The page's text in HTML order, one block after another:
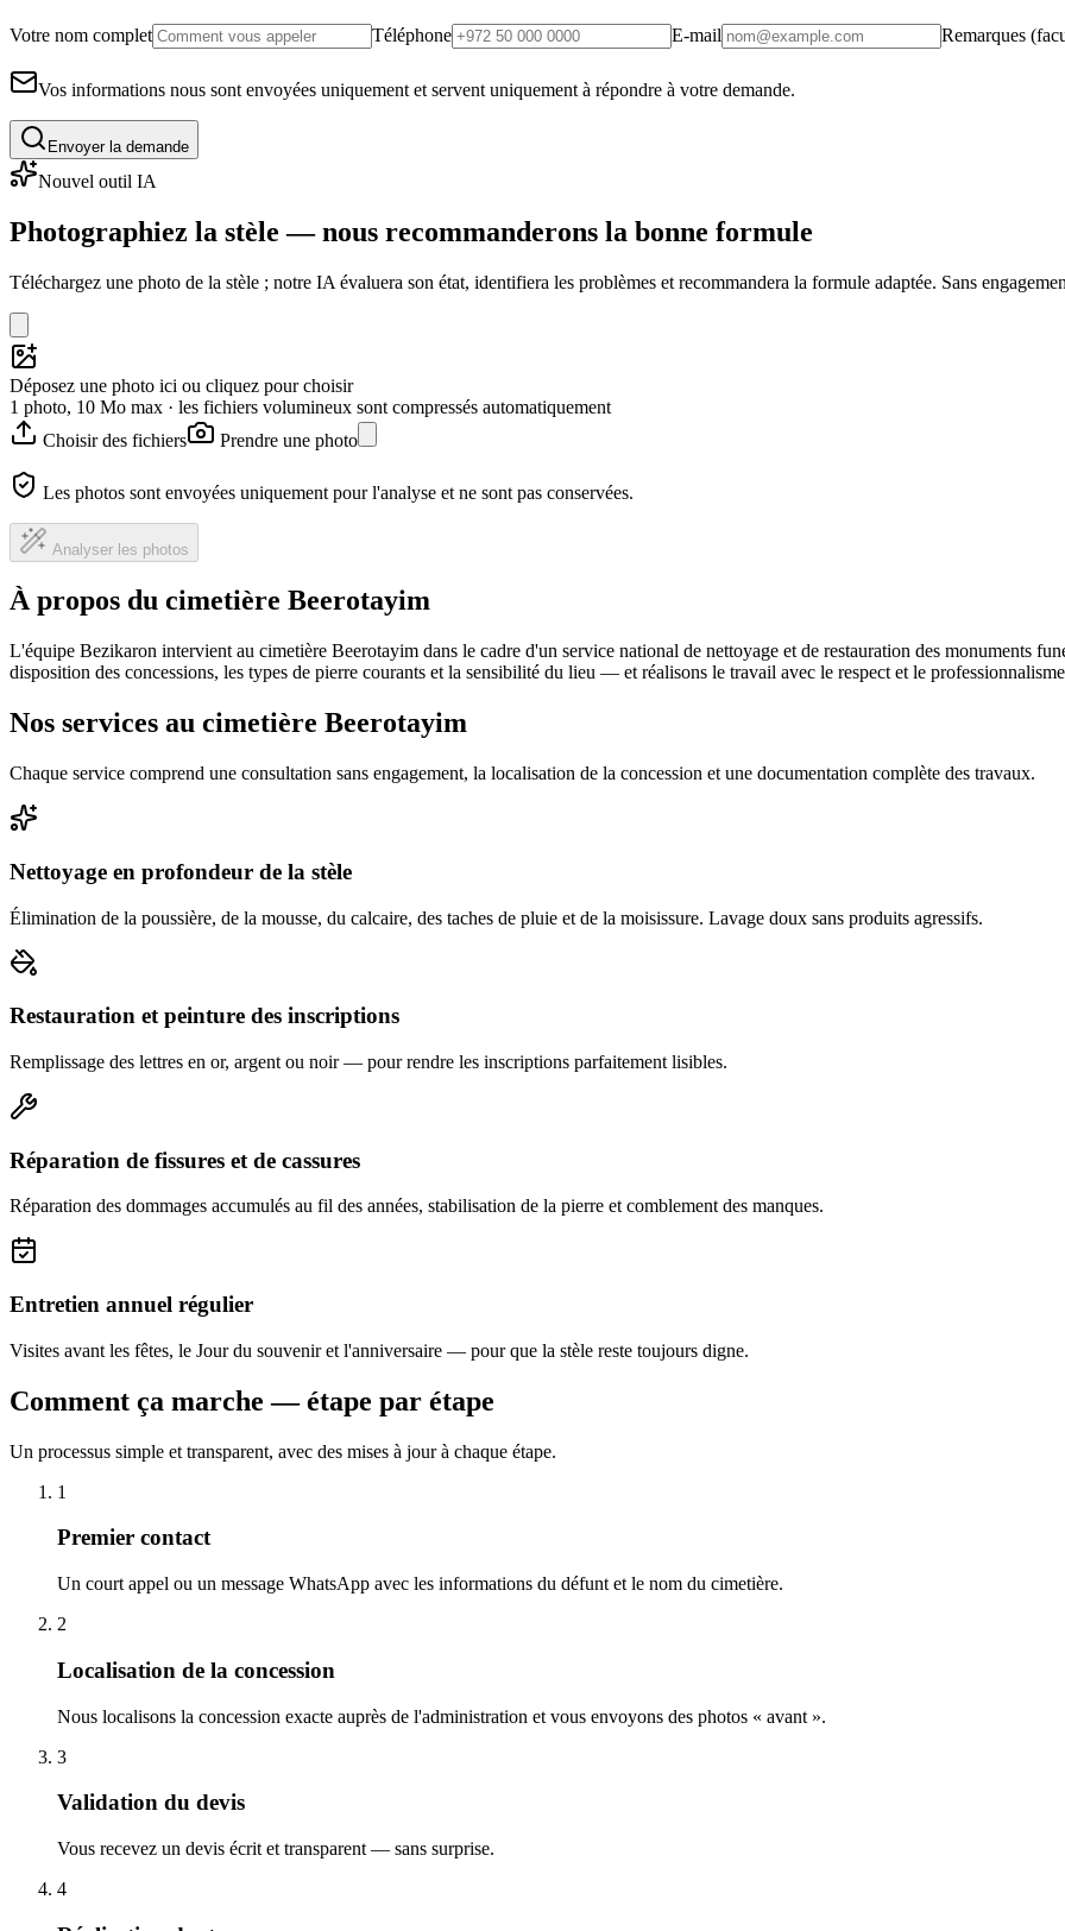
Votre nom complet Téléphone E-mail Remarques
Vos informations nous sont envoyées uniquement et servent uniquement à répondre à votre demande.
Envoyer la demande
Nouvel outil IA
Photographiez la stèle — nous recommanderons la bonne formule
Téléchargez une photo de la stèle ; notre IA évaluera son état, identifiera les problèmes et recommandera la formule adaptée. Sans
Déposez une photo ici ou cliquez pour choisir
1 photo, 10 Mo max · les fichiers volumineux sont compressés automatiquement
Choisir des fichiers
Prendre une photo
Les photos sont envoyées uniquement pour l'analyse et ne sont pas conservées.
Analyser les photos
À propos du cimetière Beerotayim
L'équipe Bezikaron intervient au cimetière Beerotayim dans le cadre d'un service national de nettoyage et de restauration des monuments
disposition des concessions, les types de pierre courants et la sensibilité du lieu — et réalisons le travail avec le respect et le
Nos services au cimetière Beerotayim
Chaque service comprend une consultation sans engagement, la localisation de la concession et une documentation complète des travaux.
Nettoyage en profondeur de la stèle
Élimination de la poussière, de la mousse, du calcaire, des taches de pluie et de la moisissure. Lavage doux sans produits agressifs.
Restauration et peinture des inscriptions
Remplissage des lettres en or, argent ou noir — pour rendre les inscriptions parfaitement lisibles.
Réparation de fissures et de cassures
Réparation des dommages accumulés au fil des années, stabilisation de la pierre et comblement des manques.
Entretien annuel régulier
Visites avant les fêtes, le Jour du souvenir et l'anniversaire — pour que la stèle reste toujours digne.
Comment ça marche — étape par étape
Un processus simple et transparent, avec des mises à jour à chaque étape.
1
Premier contact
Un court appel ou un message WhatsApp avec les informations du défunt et le nom du cimetière.
2
Localisation de la concession
Nous localisons la concession exacte auprès de l'administration et vous envoyons des photos « avant ».
3
Validation du devis
Vous recevez un devis écrit et transparent — sans surprise.
4